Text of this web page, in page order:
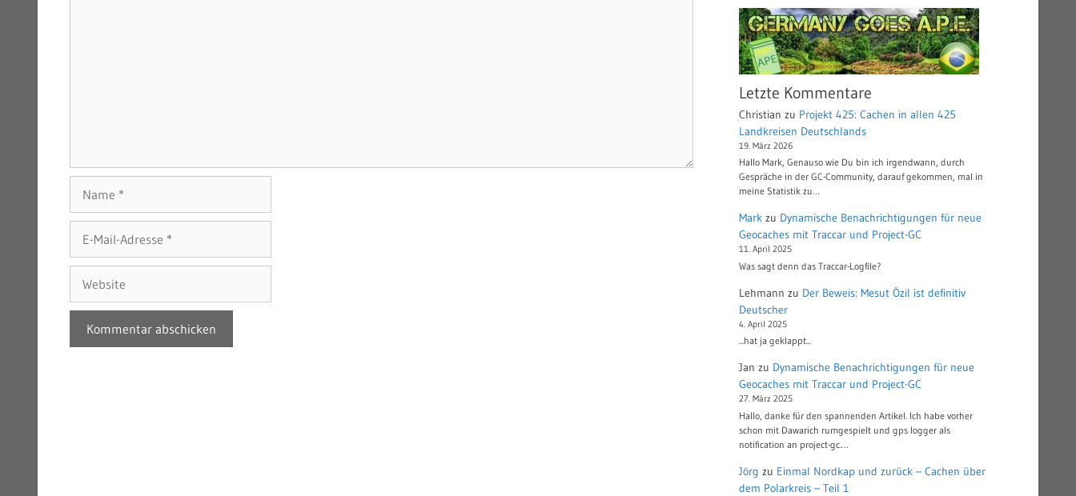
Mail-
Adresse
Letzte Kommentare
Christian zu Projekt 425: Cachen in allen 425
Landkreisen Deutschlands
19. März 2026
Hallo Mark, Genauso wie Du bin ich irgendwann, durch
Gespräche in der GC-Community, darauf gekommen, mal in
meine Statistik zu…
Mark zu Dynamische Benachrichtigungen für neue
Geocaches mit Traccar und Project-GC
11. April 2025
Was sagt denn das Traccar-Logfile?
Lehmann zu Der Beweis: Mesut Özil ist definitiv
Deutscher
4. April 2025
...hat ja geklappt...
Jan zu Dynamische Benachrichtigungen für neue
Geocaches mit Traccar und Project-GC
27. März 2025
Hallo, danke für den spannenden Artikel. Ich habe vorher
schon mit Dawarich rumgespielt und gps logger als
notification an project-gc.…
Jörg zu Einmal Nordkap und zurück – Cachen über
dem Polarkreis – Teil 1